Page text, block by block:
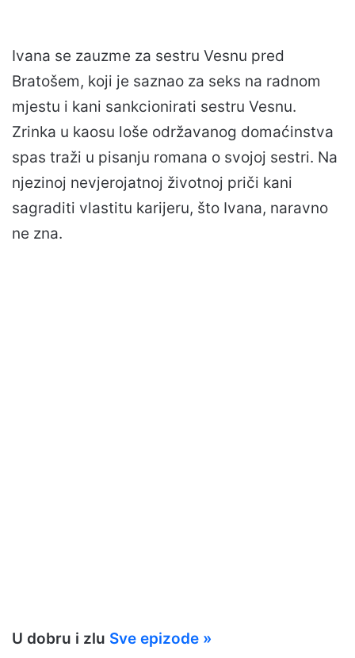
Ivana se zauzme za sestru Vesnu pred
Bratošem, koji je saznao za seks na radnom
mjestu i kani sankcionirati sestru Vesnu.
Zrinka u kaosu loše održavanog domaćinstva
spas traži u pisanju romana o svojoj sestri. Na
njezinoj nevjerojatnoj životnoj priči kani
sagraditi vlastitu karijeru, što Ivana, naravno
ne zna.
U dobru i zlu Sve epizode »